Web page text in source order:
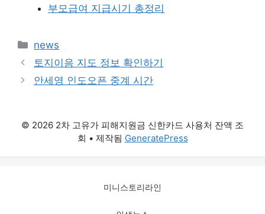
부모급여 지급시기 총정리
카
테
리
news
토지이음 지도 정보 확인하기
안세영 인도오픈 중계 시간
© 2026 2차 고유가 피해지원금 신한카드 사용처 잔액 조
회 • 제작됨 GeneratePress
미니스토리라인